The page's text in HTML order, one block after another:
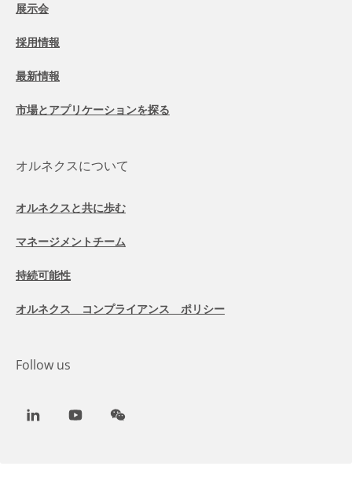
展示会
採用情報
最新情報
市場とアプリケーションを探る
オルネクスについて
オルネクスと共に歩む
マネージメントチーム
持続可能性
オルネクス コンプライアンス ポリシー
Follow us
LinkedInYoutubeWeChat